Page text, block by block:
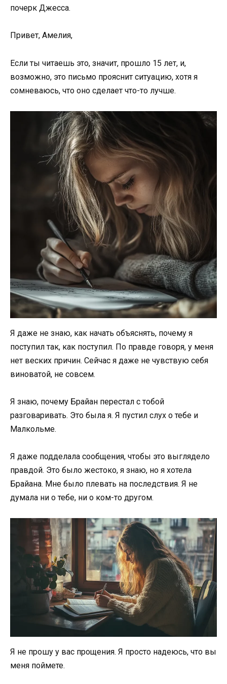
почерк Джесса.
Привет, Амелия,
Если ты читаешь это, значит, прошло 15 лет, и,
возможно, это письмо прояснит ситуацию, хотя я
сомневаюсь, что оно сделает что-то лучше.
Я даже не знаю, как начать объяснять, почему я
поступил так, как поступил. По правде говоря, у меня
нет веских причин. Сейчас я даже не чувствую себя
виноватой, не совсем.
Я знаю, почему Брайан перестал с тобой
разговаривать. Это была я. Я пустил слух о тебе и
Малкольме.
Я даже подделала сообщения, чтобы это выглядело
правдой. Это было жестоко, я знаю, но я хотела
Брайана. Мне было плевать на последствия. Я не
думала ни о тебе, ни о ком-то другом.
Я не прошу у вас прощения. Я просто надеюсь, что вы
меня поймете.